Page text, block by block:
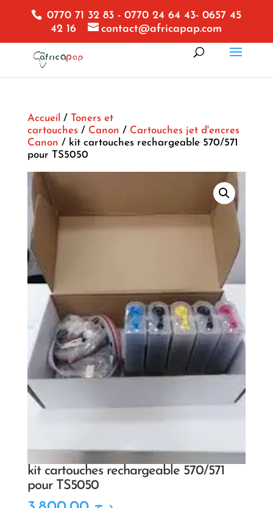
0770 71 32 83 - 0770 24 64 43- 0657 45
42 16
contact@africapap.com
Accueil / Toners et
cartouches/ Canon / Cartouches jet d'encres
Canon / kit cartouches rechargeable 570/571
pour TS5050
kit cartouches rechargeable 570/571
pour TS5050